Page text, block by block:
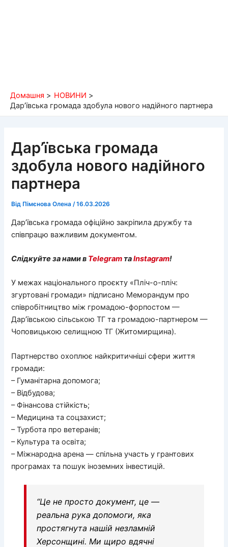
Домашня
НОВИНИ
Дар’ївська громада здобула нового надійного партнера
Дар’ївська громада
здобула нового надійного
партнера
Від Пімєнова Олена/16.03.2026
Дар’ївська громада офіційно закріпила дружбу та
співпрацю важливим документом.
Слідкуйте за нами в Telegram таInstagram!
У межах національного проєкту «Пліч-о-пліч:
згуртовані громади» підписано Меморандум про
співробітництво між громадою-форпостом —
Дар’ївською сільською ТГ та громадою-партнером —
Чоповицькою селищною ТГ (Житомирщина).
Партнерство охоплює найкритичніші сфери життя
громади:
– Гуманітарна допомога;
– Відбудова;
– Фінансова стійкість;
– Медицина та соцзахист;
– Турбота про ветеранів;
– Культура та освіта;
– Міжнародна арена — спільна участь у грантових
програмах та пошук іноземних інвестицій.
“Це не просто документ, це —
реальна рука допомоги, яка
простягнута нашій незламній
Херсонщині. Ми щиро вдячні